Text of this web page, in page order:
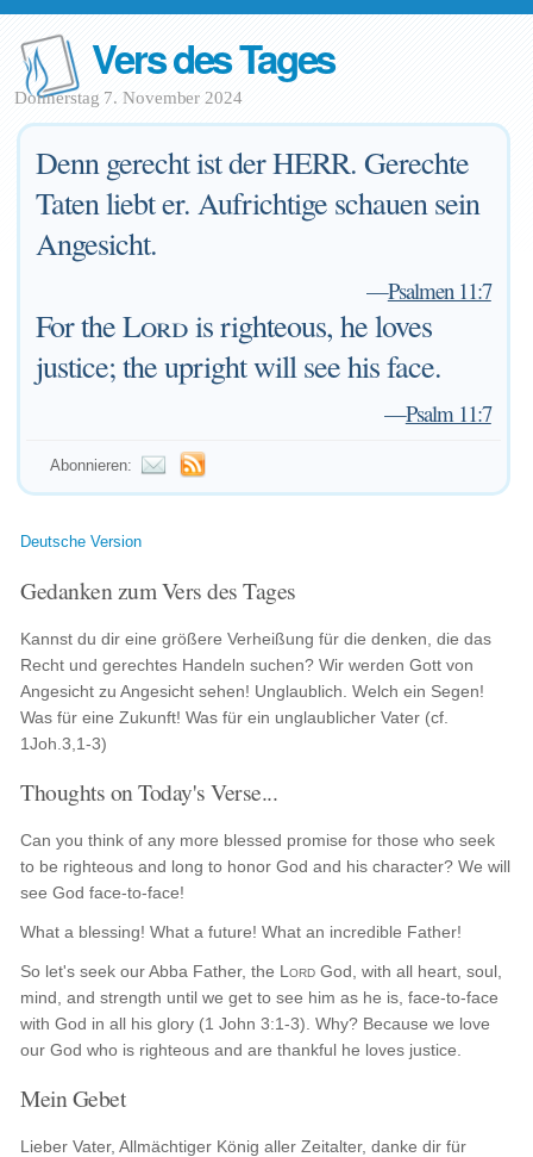
Vers des Tages
Donnerstag 7. November 2024
Denn gerecht ist der HERR. Gerechte
Taten liebt er. Aufrichtige schauen sein
Angesicht.
—Psalmen 11:7
For theLordis righteous, he loves
justice; the upright will see his face.
—Psalm 11:7
Abonnieren:
Deutsche Version
Gedanken zum Vers des Tages
Kannst du dir eine größere Verheißung für die denken, die das
Recht und gerechtes Handeln suchen? Wir werden Gott von
Angesicht zu Angesicht sehen! Unglaublich. Welch ein Segen!
Was für eine Zukunft! Was für ein unglaublicher Vater (cf.
1Joh.3,1-3)
Thoughts on Today's Verse...
Can you think of any more blessed promise for those who seek
to be righteous and long to honor God and his character? We will
see God face-to-face!
What a blessing! What a future! What an incredible Father!
So let's seek our Abba Father, the Lord God, with all heart, soul,
mind, and strength until we get to see him as he is, face-to-face
with God in all his glory (1 John 3:1-3). Why? Because we love
our God who is righteous and are thankful he loves justice.
Mein Gebet
Lieber Vater, Allmächtiger König aller Zeitalter, danke dir für